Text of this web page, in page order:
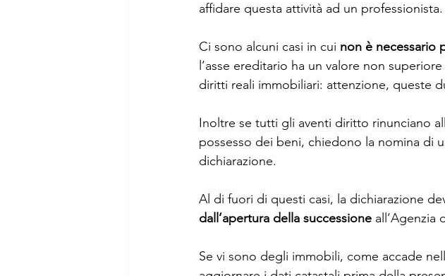
affidare questa attività ad un professionista.
Ci sono alcuni casi in cui non è necessario
l’asse ereditario ha un valore non
diritti reali immobiliari: attenzione, queste
Inoltre se tutti gli aventi diritto rinunciano
possesso dei beni, chiedono la nomina di
dichiarazione.
Al di fuori di questi casi, la dichiarazione
dall’apertura della successione all’Agenzia
Se vi sono degli immobili, come accade